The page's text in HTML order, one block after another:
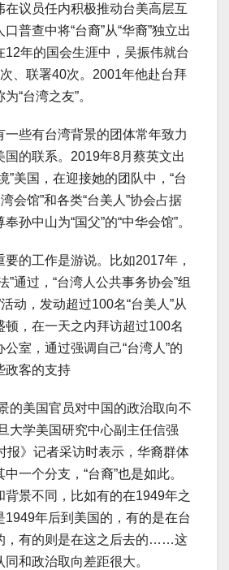
在议员任内积极推动台美高层互
普查中将“台裔”从“华裔”独立出
12年的国会生涯中，吴振伟就台
、联署40次。2001年他赴台拜
“台湾之友”。
些有台湾背景的团体常年致力
国的联系。2019年8月蔡英文出
”美国，在迎接她的团队中，“台
会馆”和各类“台美人”协会占据
孙中山为“国父”的“中华会馆”。
的工作是游说。比如2017年，
”通过，“台湾人公共事务协会”组
动，发动超过100名“台美人”从
顿，在一天之内拜访超过100名
室，通过强调自己“台湾人”的
政客的支持
美国官员对中国的政治取向不
大学美国研究中心副主任信强
报》记者采访时表示，华裔群体
一个分支，“台裔”也是如此。
背景不同，比如有的在1949年之
1949年后到美国的，有的是在台
，有的则是在这之后去的……这
和政治取向差距很大。